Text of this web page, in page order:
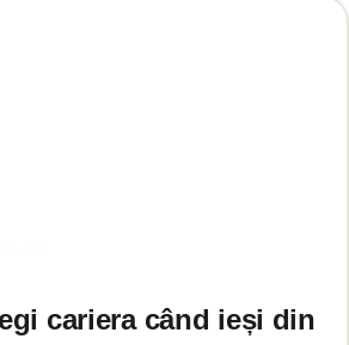
cariera când ieși din